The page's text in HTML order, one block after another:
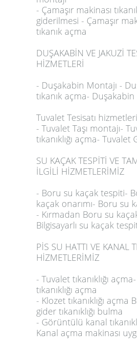
- Çamaşır makinası
giderilmesi - Çamaşır
tıkanık açma
DUŞAKABİN VE JAKUZİ
HİZMETLERİ
- Duşakabin Montajı -
tıkanık açma-
Tuvalet Tesisatı
- Tuvalet Taşı montajı-
tıkanıklığı açma-
SU KAÇAK TESPİTİ VE
İLGİLİ HİZMETLERİMİZ
- Boru su kaçak tespiti-
kaçak onarımı- Boru su
- Kırmadan Boru su
Bilgisayarlı su kaçak
PİS SU HATTI VE KANAL
HİZMETLERİMİZ
- Tuvalet tıkanıklığı
tıkanıklığı açma
- Klozet tıkanıklığı açma
gider tıkanıklığı bulma
- Görüntülü kanal
Kanal açma makinası